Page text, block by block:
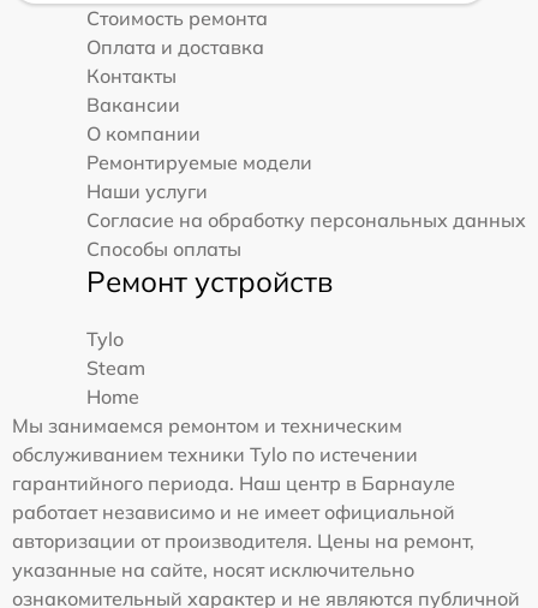
Стоимость ремонта
Оплата и доставка
Контакты
Вакансии
О компании
Ремонтируемые модели
Наши услуги
Согласие на обработку персональных данных
Способы оплаты
Ремонт устройств
Tylo
Steam
Home
Мы занимаемся ремонтом и техническим
обслуживанием техники Tylo по истечении
гарантийного периода. Наш центр в Барнауле
работает независимо и не имеет официальной
авторизации от производителя. Цены на ремонт,
указанные на сайте, носят исключительно
ознакомительный характер и не являются публичной